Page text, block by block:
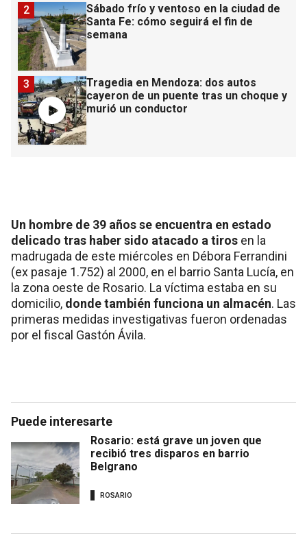
Sábado frío y ventoso en la ciudad de
Santa Fe: cómo seguirá el fin de
semana
2
Tragedia en Mendoza: dos autos
cayeron de un puente tras un choque y
murió un conductor
3
Un hombre de 39 años se encuentra en estado
delicado tras haber sido atacado a tiros en la
madrugada de este miércoles en Débora Ferrandini
(ex pasaje 1.752) al 2000, en el barrio Santa Lucía, en
la zona oeste de Rosario. La víctima estaba en su
domicilio, donde también funciona un almacén. Las
primeras medidas investigativas fueron ordenadas
por el fiscal Gastón Ávila.
Puede interesarte
Rosario: está grave un joven que
recibió tres disparos en barrio
Belgrano
ROSARIO